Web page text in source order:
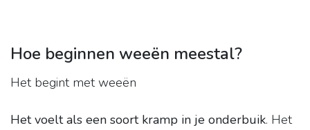
Hoe beginnen weeën meestal?
Het begint met weeën
Het voelt als een soort kramp in je onderbuik. Het